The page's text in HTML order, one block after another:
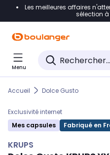
Accéder directement à la
Accéder directement au
Accéder directement au
Les meilleures affaires
sélection
Menu
Accueil Dolce Gusto
Exclusivité internet
Mes capsules
Fabriqué en
KRUPS